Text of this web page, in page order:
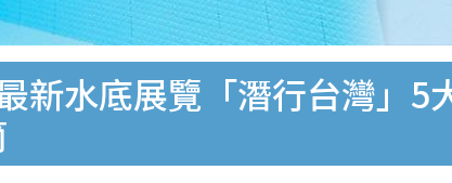
新水底展覽「潛行台灣」